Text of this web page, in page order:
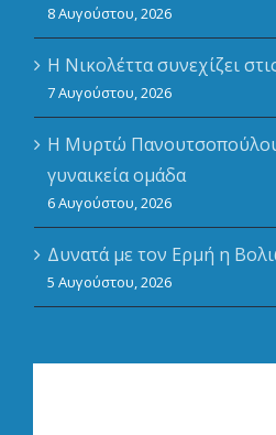
8 Αυγούστου, 2026
Η Νικολέττα συνεχίζει
7 Αυγούστου, 2026
Η Μυρτώ Πανουτσοπούλου
γυναικεία ομάδα
6 Αυγούστου, 2026
Δυνατά με τον Ερμή η
5 Αυγούστου, 2026